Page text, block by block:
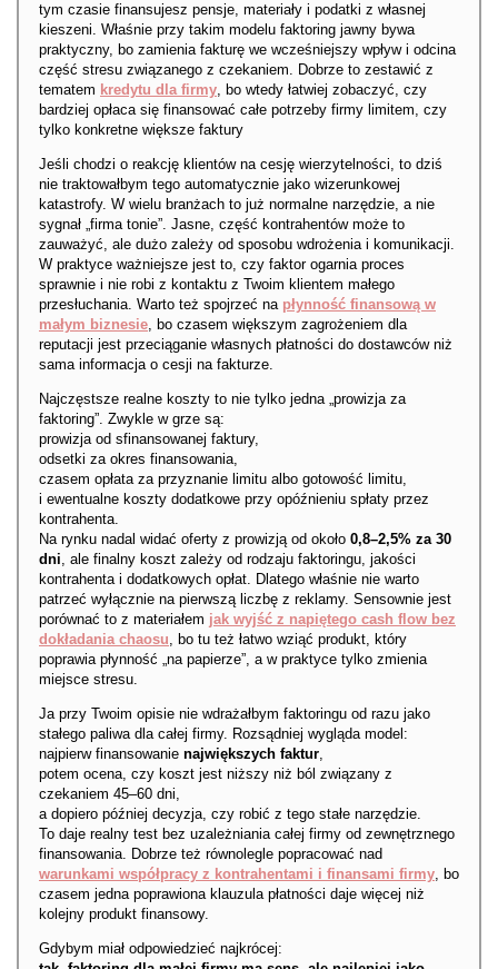
tym czasie finansujesz pensje, materiały i podatki z własnej
kieszeni. Właśnie przy takim modelu faktoring jawny bywa
praktyczny, bo zamienia fakturę we wcześniejszy wpływ i odcina
część stresu związanego z czekaniem. Dobrze to zestawić z
tematem kredytu dla firmy, bo wtedy łatwiej zobaczyć, czy
bardziej opłaca się finansować całe potrzeby firmy limitem, czy
tylko konkretne większe faktury
Jeśli chodzi o reakcję klientów na cesję wierzytelności, to dziś
nie traktowałbym tego automatycznie jako wizerunkowej
katastrofy. W wielu branżach to już normalne narzędzie, a nie
sygnał „firma tonie”. Jasne, część kontrahentów może to
zauważyć, ale dużo zależy od sposobu wdrożenia i komunikacji.
W praktyce ważniejsze jest to, czy faktor ogarnia proces
sprawnie i nie robi z kontaktu z Twoim klientem małego
przesłuchania. Warto też spojrzeć na płynność finansową w
małym biznesie, bo czasem większym zagrożeniem dla
reputacji jest przeciąganie własnych płatności do dostawców niż
sama informacja o cesji na fakturze.
Najczęstsze realne koszty to nie tylko jedna „prowizja za
faktoring”. Zwykle w grze są:
prowizja od sfinansowanej faktury,
odsetki za okres finansowania,
czasem opłata za przyznanie limitu albo gotowość limitu,
i ewentualne koszty dodatkowe przy opóźnieniu spłaty przez
kontrahenta.
Na rynku nadal widać oferty z prowizją od około 0,8–2,5% za 30
dni, ale finalny koszt zależy od rodzaju faktoringu, jakości
kontrahenta i dodatkowych opłat. Dlatego właśnie nie warto
patrzeć wyłącznie na pierwszą liczbę z reklamy. Sensownie jest
porównać to z materiałem jak wyjść z napiętego cash flow bez
dokładania chaosu, bo tu też łatwo wziąć produkt, który
poprawia płynność „na papierze”, a w praktyce tylko zmienia
miejsce stresu.
Ja przy Twoim opisie nie wdrażałbym faktoringu od razu jako
stałego paliwa dla całej firmy. Rozsądniej wygląda model:
najpierw finansowanie największych faktur,
potem ocena, czy koszt jest niższy niż ból związany z
czekaniem 45–60 dni,
a dopiero później decyzja, czy robić z tego stałe narzędzie.
To daje realny test bez uzależniania całej firmy od zewnętrznego
finansowania. Dobrze też równolegle popracować nad
warunkami współpracy z kontrahentami i finansami firmy, bo
czasem jedna poprawiona klauzula płatności daje więcej niż
kolejny produkt finansowy.
Gdybym miał odpowiedzieć najkrócej: